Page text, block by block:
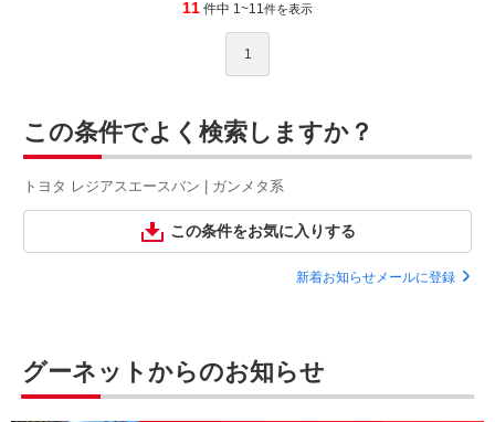
11 件中 1~11件を表示
1
この条件でよく検索しますか？
トヨタ レジアスエースバン | ガンメタ系
この条件をお気に入りする
新着お知らせメールに登録
グーネットからのお知らせ